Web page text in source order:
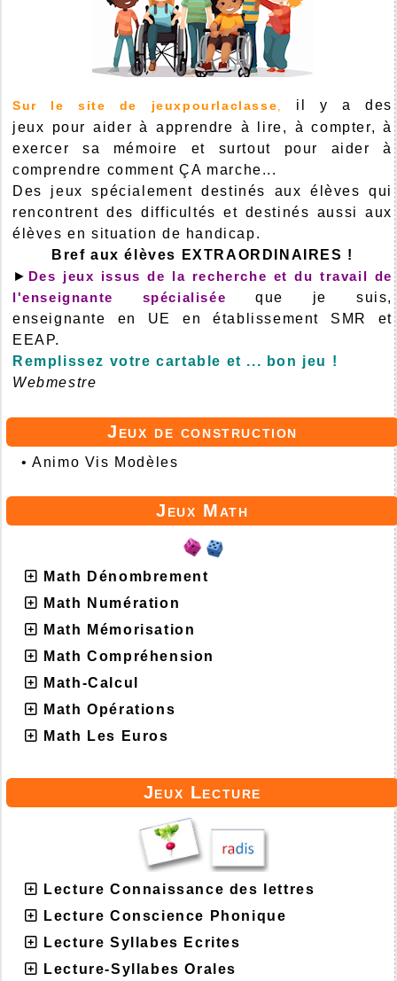
Sur le site de jeuxpourlaclasse
il y a des
jeux pour aider à apprendre à lire, à compter, à
exercer sa mémoire et surtout pour aider à
comprendre comment ÇA marche...
Des jeux spécialement destinés aux élèves qui
rencontrent des difficultés et destinés aussi aux
élèves en situation de handicap.
Bref aux élèves EXTRAORDINAIRES !
► Des jeux issus de la recherche et du travail de
l'enseignante spécialisée que je suis,
enseignante en UE en établissement SMR et
EEAP.
Remplissez votre cartable et ... bon jeu !
Webmestre
Jeux de construction
•Animo Vis Modèles
Jeux Math
Math Dénombrement
Math Numération
Math Mémorisation
Math Compréhension
Math-Calcul
Math Opérations
Math Les Euros
Jeux Lecture
Lecture Connaissance des lettres
Lecture Conscience Phonique
Lecture Syllabes Ecrites
Lecture-Syllabes Orales